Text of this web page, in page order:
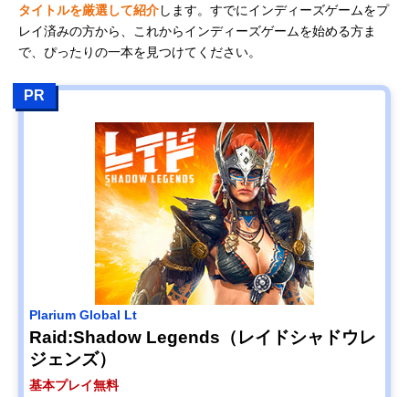
タイトルを厳選して紹介します。すでにインディーズゲームをプ
レイ済みの方から、これからインディーズゲームを始める方ま
で、ぴったりの一本を見つけてください。
PR
Plarium Global Lt
Raid:Shadow Legends（レイドシャドウレ
ジェンズ）
基本プレイ無料